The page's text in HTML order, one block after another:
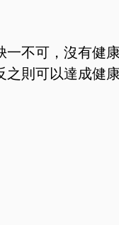
不可，沒有健
則可以達成健